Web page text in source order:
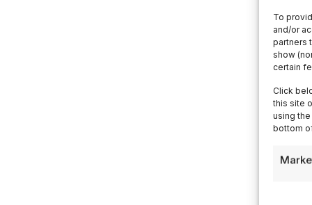
To
and/or
partners
show
certain
Click
this site
using
bottom